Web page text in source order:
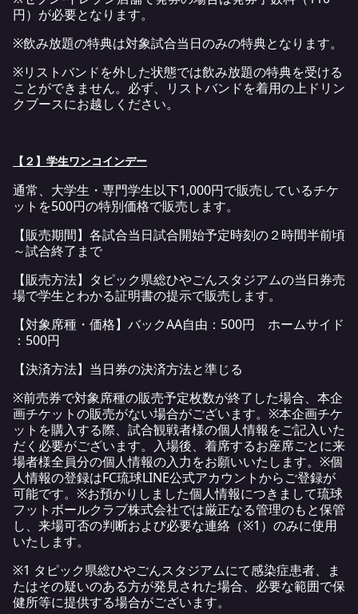
円）が必要となります。
※飲み放題の特典は対象試合当日のみの特典となります。
※リストバンドを外した状態では飲み放題の特典を受ける
ことができません。必ず、リストバンドを着用の上ドリン
クブースにお越しください。
【２】学生ワンコインデー
通常、大学生・専門学生以下1,000円で販売しているチケ
ットを500円の特別価格で販売します。
【販売期間】各試合当日試合開始予定時刻の２時間半前頃
～試合終了まで
【販売方法】タピック県総ひやごんスタジアムの当日券売
場で学生とわかる証明書の提示で販売します。
【対象席種・価格】バックAA自由：500円 ホームサイド
：500円
【決済方法】当日券の決済方法と準じる
※前売券で対象席種の販売予定枚数が終了した場合、本企
画チケットの販売がない場合がございます。※本企画チケ
ットを購入する際、試合観戦者様の個人情報をご記入いた
だく必要がございます。入場後、着席するお座席ごとに来
場者様全員分の個人情報の入力をお願いいたします。※個
人情報の登録はFC琉球LINE公式アカウントからご登録が
可能です。※お預かりしました個人情報につきまして琉球
フットボールクラブ株式会社では厳正なる管理のもと保管
し、来場可否の判断および必要な連絡（※1）のみに使用
いたします。
※1 タピック県総ひやごんスタジアムにて感染症患者、ま
たはその疑いのある方が発見された場合、必要な範囲で保
健所等に提供する場合がございます。